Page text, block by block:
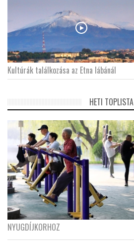
Kultúrák találkozása az Etna lábánál
HETI TOPLISTA
NYUGDÍJKORHOZ